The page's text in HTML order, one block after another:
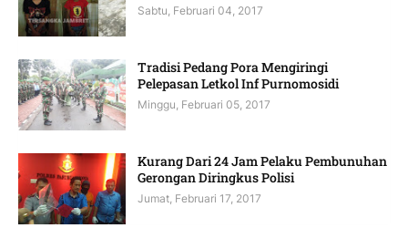
Sabtu, Februari 04, 2017
Tradisi Pedang Pora Mengiringi
Pelepasan Letkol Inf Purnomosidi
Minggu, Februari 05, 2017
Kurang Dari 24 Jam Pelaku Pembunuhan
Gerongan Diringkus Polisi
Jumat, Februari 17, 2017